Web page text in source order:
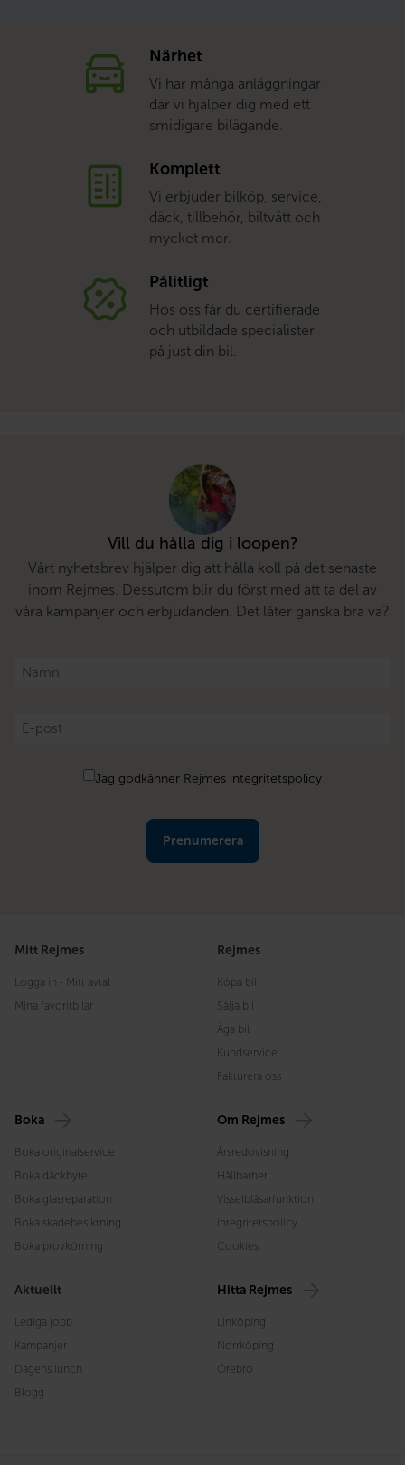
Närhet
Vi har många anläggningar
där vi hjälper dig med ett
smidigare bilägande.
Komplett
Vi erbjuder bilköp, service,
däck, tillbehör, biltvätt och
mycket mer.
Pålitligt
Hos oss får du certifierade
och utbildade specialister
på just din bil.
Vill du hålla dig i loopen?
Vårt nyhetsbrev hjälper dig att hålla koll på det senaste
inom Rejmes. Dessutom blir du först med att ta del av
våra kampanjer och erbjudanden. Det låter ganska bra va?
Namn
E-
post
Jag godkänner Rejmes integritetspolicy
Mitt Rejmes
Logga in - Mitt avtal
Mina favoritbilar
Rejmes
Köpa bil
Sälja bil
Äga bil
Kundservice
Fakturera oss
Boka
Boka originalservice
Boka däckbyte
Boka glasreparation
Boka skadebesiktning
Boka provkörning
Om Rejmes
Årsredovisning
Hållbarhet
Visselblåsarfunktion
Integritetspolicy
Cookies
Aktuellt
Lediga jobb
Kampanjer
Dagens lunch
Blogg
Hitta Rejmes
Linköping
Norrköping
Örebro